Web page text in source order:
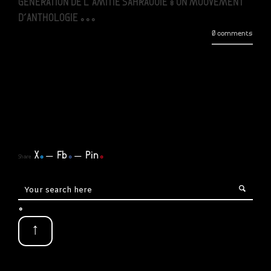
GENERATION DE L'AMITIE SAHRAOUIE :UN MOUVEMENT
D'ANTHOLOGIE ...
0 comments
Share X. Fb. Pin.
.
↑